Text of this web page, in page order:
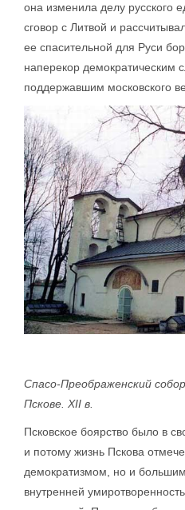
она изменила делу русского
сговор с Литвой и
ее спасительной для Руси
наперекор демократическим
поддержавшим московского
Спасо-Преображенский
Пскове. XII в.
Псковское боярство было в
и потому жизнь Пскова
демократизмом, но и
внутренней